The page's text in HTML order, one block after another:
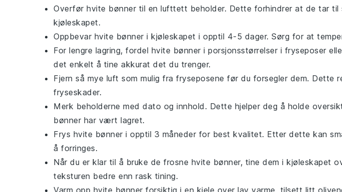
Overfør hvite bønner til en lufttett beholder. Dette forhindrer at de tar til
kjøleskapet.
Oppbevar hvite bønner i kjøleskapet i opptil 4-5 dager. Sørg for at
For lengre lagring, fordel hvite bønner i porsjonsstørrelser i fryseposer
det enkelt å tine akkurat det du trenger.
Fjern så mye luft som mulig fra fryseposene før du forsegler dem. Dette
fryseskader.
Merk beholderne med dato og innhold. Dette hjelper deg å holde
bønner har vært lagret.
Frys hvite bønner i opptil 3 måneder for best kvalitet. Etter dette kan
å forringes.
Når du er klar til å bruke de frosne hvite bønner, tine dem i kjøleskapet
teksturen bedre enn rask tining.
Varm opp hvite bønner forsiktig i en kjele over lav varme, tilsett litt